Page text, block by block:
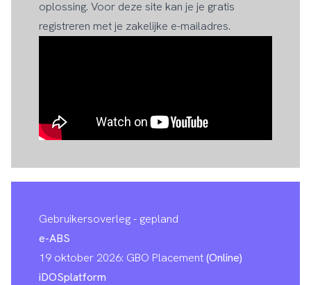
oplossing. Voor deze site kan je je gratis
registreren met je zakelijke e-mailadres.
Gebruikersoverleg - gepland
e-ABS
19 oktober 2026: GBO Placement(Online)
iDOSplatform